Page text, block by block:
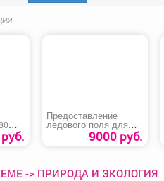
Предоставление
ледового поля для
катания 9000 руб.
-> ПРИРОДА И ЭКОЛОГИЯ